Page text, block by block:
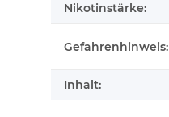
Nikotinstärke:
Gefahrenhinweis:
Inhalt: